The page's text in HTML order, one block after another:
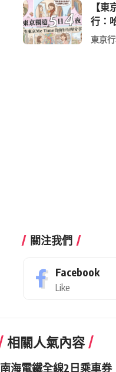
【
行：
東京
關注我們
Facebook
Like
相關人氣內容
南海電鐵全線2日乘車券